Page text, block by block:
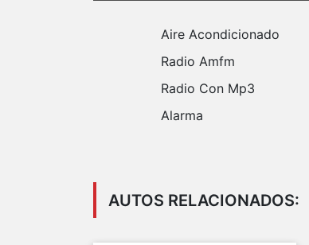
Aire Acondicionado
Radio Amfm
Radio Con Mp3
Alarma
AUTOS RELACIONADOS: